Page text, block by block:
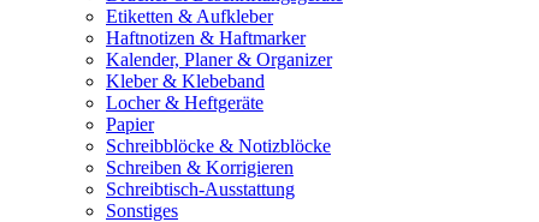
Etiketten & Aufkleber
Haftnotizen & Haftmarker
Kalender, Planer & Organizer
Kleber & Klebeband
Locher & Heftgeräte
Papier
Schreibblöcke & Notizblöcke
Schreiben & Korrigieren
Schreibtisch-Ausstattung
Sonstiges